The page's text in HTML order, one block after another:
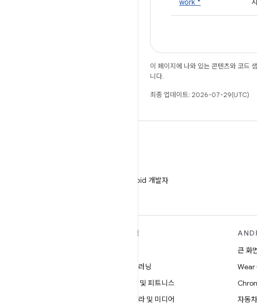
work *
이 페이지에 나와 있는 콘텐츠와 코드
니다.
최종 업데이트: 2026-07-29(UTC)
WeChat에서 Android 개발자
탐색
머신러닝
건강 및 피트니스
카메라 및 미디어
큰 화
Wear
자동